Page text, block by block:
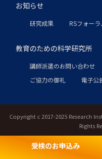
受検のお申込み
お知らせ
研究成果 RSフォー
教育のための科学研究所
講師派遣のお問い合わせ
ご協力の御礼
電子公
Copyright c 2017-2025 Research
Rights